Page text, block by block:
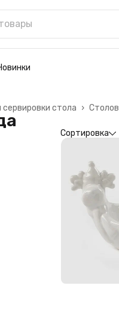
сервировки стола ›
Сортировка